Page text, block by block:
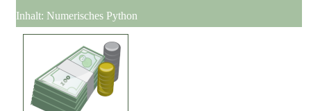
Inhalt: Numerisches Python